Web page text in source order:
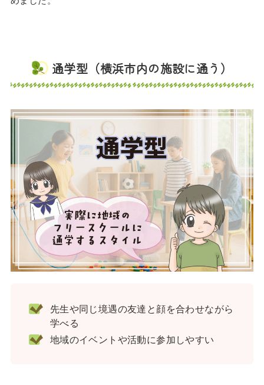
通学型（横浜市内の施設に通う）
先生や同じ境遇の友達と顔を合わせながら
学べる
地域のイベントや活動に参加しやすい